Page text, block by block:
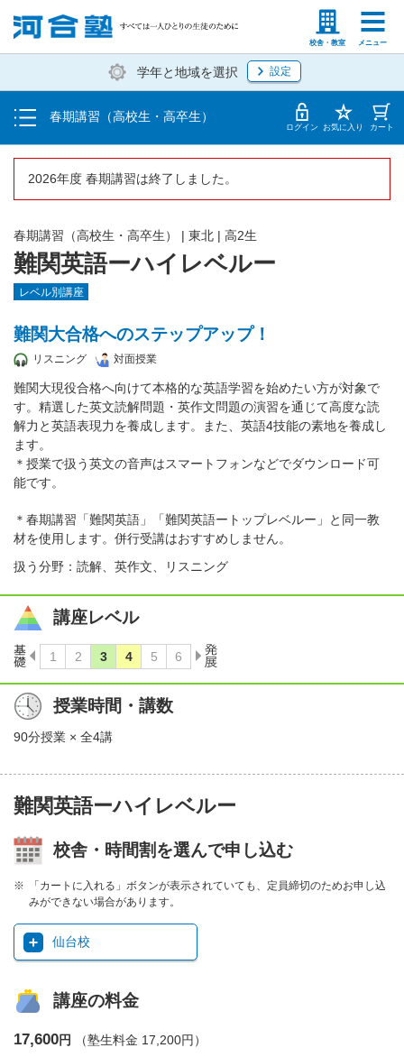
校舎・教室 メニュー
塾生の方 高等学校の先生
学年と地域を選択 設定
春期講習（高校生・高卒生）
受講料・お申し込み方法
受講開始までの流れ
校舎・教室一覧 ログイン お気に入り カート
2026年度 春期講習は終了しました。
難関英語ーハイレベルー
春期講習（高校生・高卒生） | 東北 | 高2生
レベル別講座
難関大合格へのステップアップ！
リスニング 対面授業
難関大現役合格へ向けて本格的な英語学習を始めたい方が対象で
す。精選した英文読解問題・英作文問題の演習を通じて高度な読
解力と英語表現力を養成します。また、英語4技能の素地を養成し
ます。
＊授業で扱う英文の音声はスマートフォンなどでダウンロード可
能です。
＊春期講習「難関英語」「難関英語ートップレベルー」と同一教
材を使用します。併行受講はおすすめしません。
扱う分野：読解、英作文、リスニング
講座レベル
授業時間・講数
90分授業 × 全4講
難関英語ーハイレベルー
校舎・時間割を選んで申し込む
「カートに入れる」ボタンが表示されていても、定員締切のためお申し込
みができない場合があります。
仙台校
講座の料金
17,600円 （塾生料金 17,200円）